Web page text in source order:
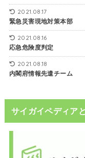
2021.08.17
緊急災害現地対策本部
2021.08.16
応急危険度判定
2021.08.18
内閣府情報先遣チーム
サイガイペディア